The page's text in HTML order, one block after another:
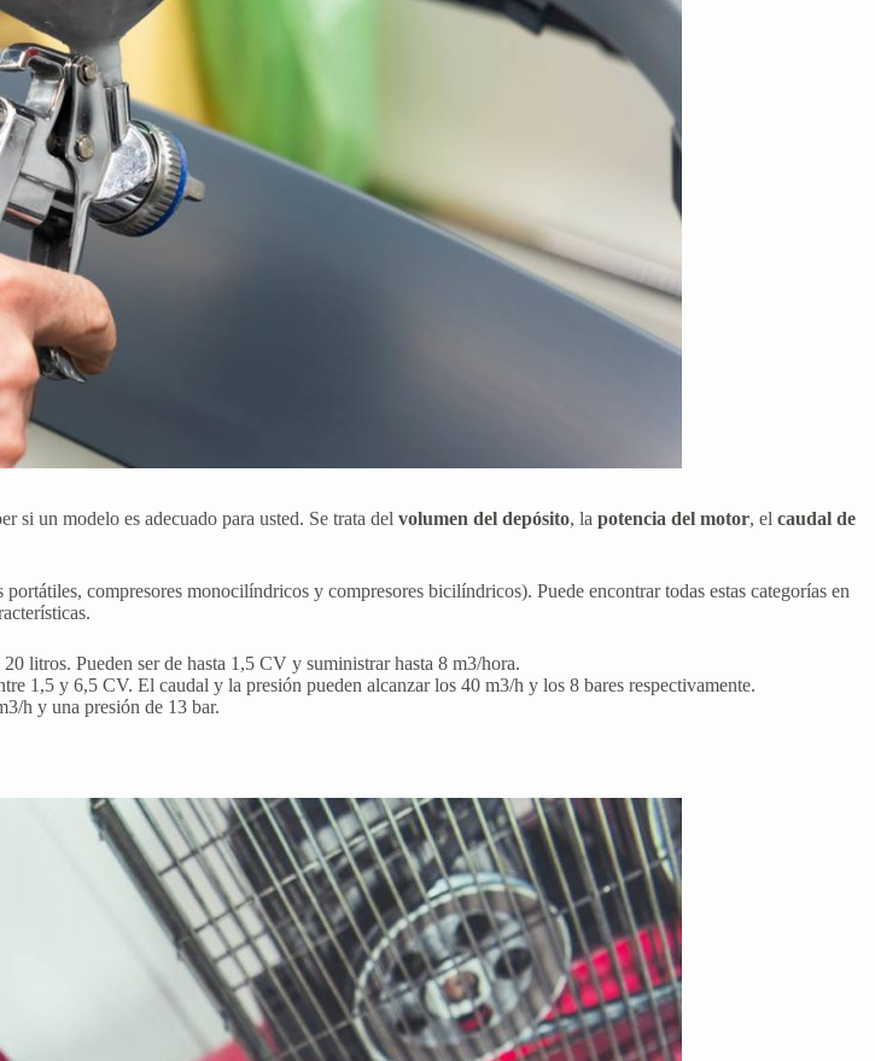
si un modelo es adecuado para usted. Se trata del volumen del depósito, la potencia del motor, el caudal de
portátiles, compresores monocilíndricos y compresores bicilíndricos). Puede encontrar todas estas categorías en
litros. Pueden ser de hasta 1,5 CV y suministrar hasta 8 m3/hora.
1,5 y 6,5 CV. El caudal y la presión pueden alcanzar los 40 m3/h y los 8 bares respectivamente.
h y una presión de 13 bar.